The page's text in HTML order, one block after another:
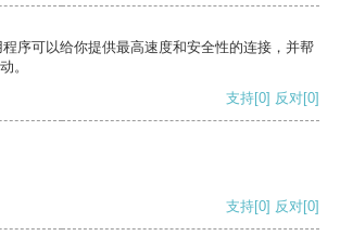
序可以给你提供最高速度和安全性的连接，并帮
。
支持[0] 反对[0]
支持[0] 反对[0]